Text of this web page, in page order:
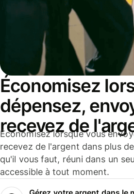
Économisez
dépensez,
recevez de
Économisez lorsque vous
recevez de l'argent dans plus
qu'il vous faut, réuni dans un
accessible à tout moment.